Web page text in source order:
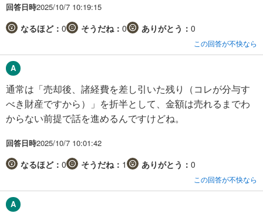
回答日時2025/10/7 10:19:15
なるほど： 0 そうだね： 0 ありがとう： 0
この回答が不快なら
通常は「売却後、諸経費を差し引いた残り（コレが分与す
べき財産ですから）」を折半として、金額は売れるまでわ
からない前提で話を進めるんですけどね。
回答日時2025/10/7 10:01:42
なるほど： 0 そうだね： 1 ありがとう： 0
この回答が不快なら